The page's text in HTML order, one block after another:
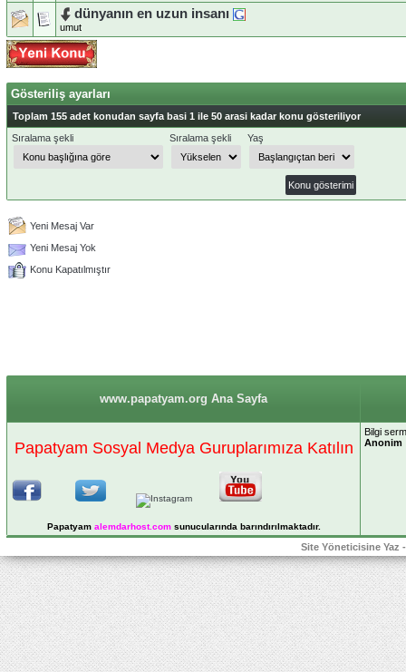
dünyanın en uzun insanı
umut
Gösteriliş ayarları
Toplam 155 adet konudan sayfa basi 1 ile 50 arasi kadar konu gösteriliyor
Sıralama şekli
Sıralama şekli Yaş
Yeni Mesaj Var
Yeni Mesaj Yok
Konu Kapatılmıştır
www.papatyam.org Ana Sayfa
Papatyam Sosyal Medya Guruplarımıza Katılın
Papatyam alemdarhost.comsunucularında barındırılmaktadır.
Bilgi
Anonim
Site Yöneticisine Yaz